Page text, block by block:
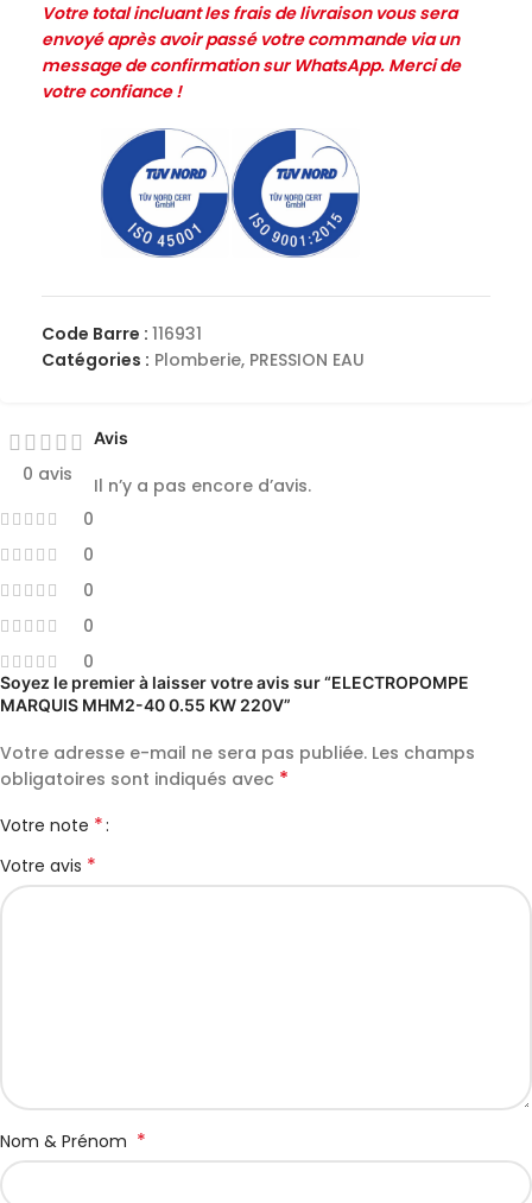
Votre total incluant les frais de livraison vous sera
envoyé après avoir passé votre commande via un
message de confirmation sur WhatsApp. Merci de
votre confiance !
Code Barre : 116931
Catégories : Plomberie, PRESSION EAU
0 avis
0
0
0
0
0
Avis
Il n’y a pas encore d’avis.
Soyez le premier à laisser votre avis sur “ELECTROPOMPE
MARQUIS MHM2-40 0.55 KW 220V”
Votre adresse e-mail ne sera pas publiée. Les champs
obligatoires sont indiqués avec *
Votre note *
Votre avis *
Nom & Prénom *